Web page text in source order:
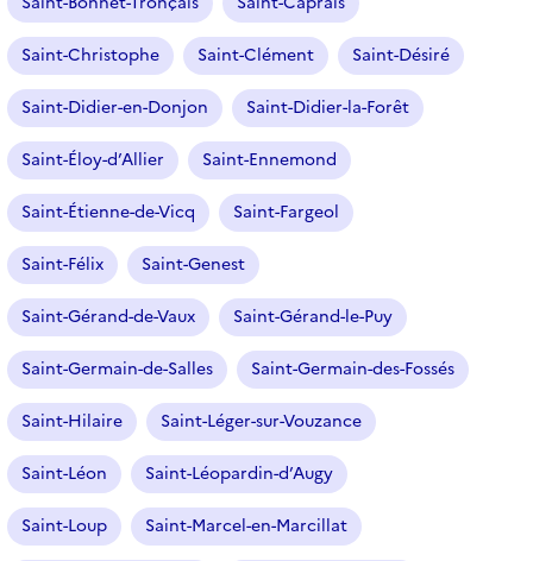
Saint-Christophe Saint-Clément Saint-Désiré
Saint-Didier-en-Donjon Saint-Didier-la-Forêt
Saint-Éloy-d’Allier Saint-Ennemond
Saint-Étienne-de-Vicq Saint-Fargeol
Saint-Félix Saint-Genest
Saint-Gérand-de-Vaux Saint-Gérand-le-Puy
Saint-Germain-de-Salles Saint-Germain-des-Fossés
Saint-Hilaire Saint-Léger-sur-Vouzance
Saint-Léon Saint-Léopardin-d’Augy
Saint-Loup Saint-Marcel-en-Marcillat